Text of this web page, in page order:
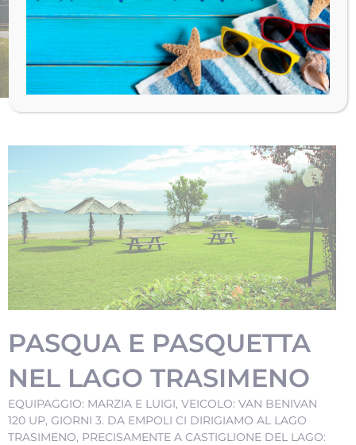
Diario di Viaggio
PER OGNI VOSTRA ESIGENZA
PASQUA E PASQUETTA
NEL LAGO TRASIMENO
EQUIPAGGIO: MARZIA E LUIGI, VEICOLO: VAN BENIVAN
120 UP, GIORNI 3. DA EMPOLI CI DIRIGIAMO AL LAGO
TRASIMENO, PRECISAMENTE A CASTIGLIONE DEL LAGO: